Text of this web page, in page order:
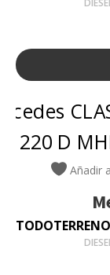
Añadir